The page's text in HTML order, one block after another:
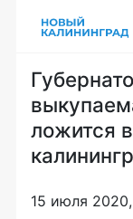
ложится
15 июля 2020,